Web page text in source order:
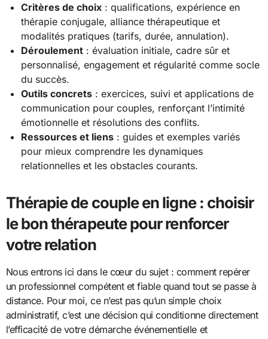
Critères de choix : qualifications, expérience en
thérapie conjugale, alliance thérapeutique et
modalités pratiques (tarifs, durée, annulation).
Déroulement : évaluation initiale, cadre sûr et
personnalisé, engagement et régularité comme socle
du succès.
Outils concrets : exercices, suivi et applications de
communication pour couples, renforçant l’intimité
émotionnelle et résolutions des conflits.
Ressources et liens : guides et exemples variés
pour mieux comprendre les dynamiques
relationnelles et les obstacles courants.
Thérapie de couple en ligne : choisir
le bon thérapeute pour renforcer
votre relation
Nous entrons ici dans le cœur du sujet : comment repérer
un professionnel compétent et fiable quand tout se passe à
distance. Pour moi, ce n’est pas qu’un simple choix
administratif, c’est une décision qui conditionne directement
l’efficacité de votre démarche événementielle et